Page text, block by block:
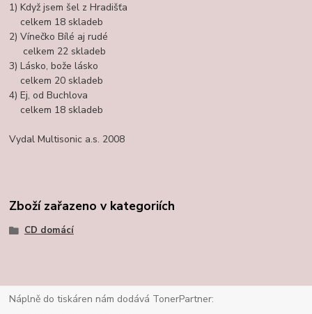
1) Když jsem šel z Hradišťa
celkem 18 skladeb
2) Vínečko Bílé aj rudé
celkem 22 skladeb
3) Lásko, bože lásko
celkem 20 skladeb
4) Ej, od Buchlova
celkem 18 skladeb
Vydal Multisonic a.s. 2008
Zboží zařazeno v kategoriích
CD domácí
Náplně do tiskáren nám dodává TonerPartner: